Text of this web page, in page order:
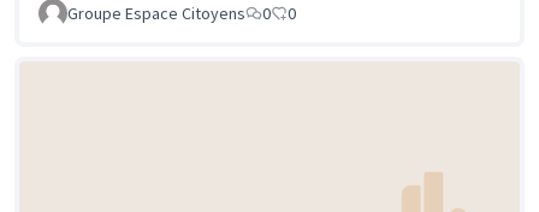
Groupe Espace Citoyens
0 0